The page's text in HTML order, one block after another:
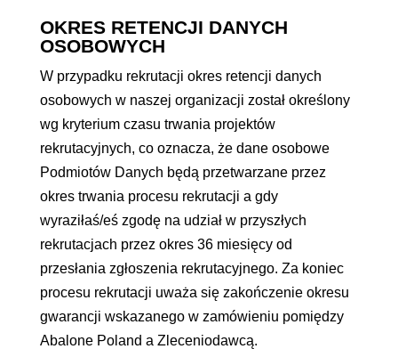
OKRES RETENCJI DANYCH
OSOBOWYCH
W przypadku rekrutacji okres retencji danych
osobowych w naszej organizacji został określony
wg kryterium czasu trwania projektów
rekrutacyjnych, co oznacza, że dane osobowe
Podmiotów Danych będą przetwarzane przez
okres trwania procesu rekrutacji a gdy
wyraziłaś/eś zgodę na udział w przyszłych
rekrutacjach przez okres 36 miesięcy od
przesłania zgłoszenia rekrutacyjnego. Za koniec
procesu rekrutacji uważa się zakończenie okresu
gwarancji wskazanego w zamówieniu pomiędzy
Abalone Poland a Zleceniodawcą.